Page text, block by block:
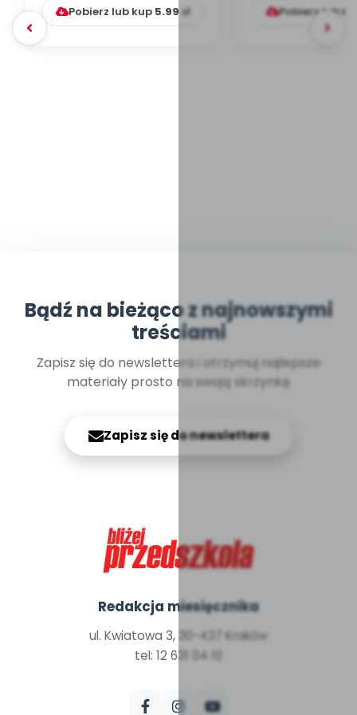
Pobierz lub kup 5.99 zł Pobierz lub
Bądź na bieżąco z najnowszymi
treściami
Zapisz się do newslettera i otrzymuj najlepsze
materiały prosto na swoją skrzynkę
Zapisz się do newslettera
Redakcja miesięcznika
ul. Kwiatowa 3, 30-437 Kraków
tel: 12 631 04 10